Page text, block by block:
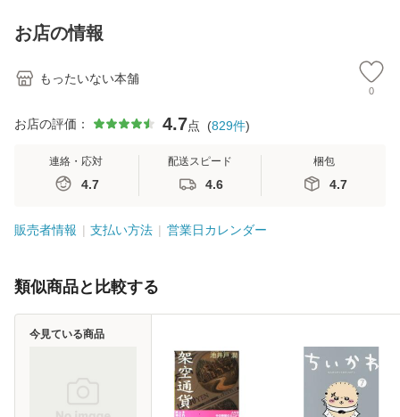
お店の情報
もったいない本舗
0
お店の評価： 4.7点 (829件)
連絡・応対
4.7
配送スピード
4.6
梱包
4.7
販売者情報 支払い方法 営業日カレンダー
類似商品と比較する
今見ている商品